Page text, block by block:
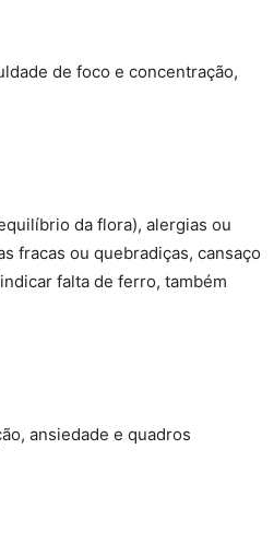
de foco e concentração,
da flora), alergias ou
fracas ou quebradiças, cansaço
falta de ferro, também
ansiedade e quadros